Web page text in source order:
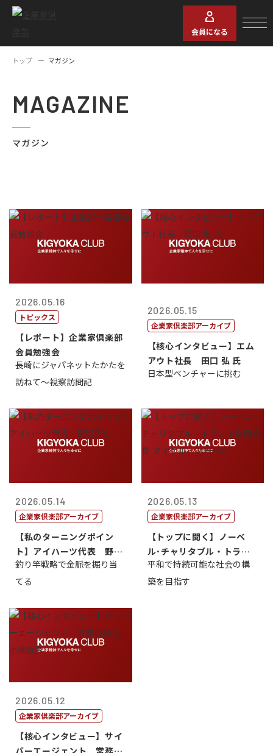
会員になる
トップ マガジン
MAGAZINE
マガジン
2026.05.16
トピックス
【レポート】企業家倶楽部
会員勉強会
長崎にジャパネットたかたを
訪ねて～視察訪問記
2026.05.15
企業家倶楽部アーカイブ
【核心インタビュー】エム
アウト社長 田口 弘 氏
日本型ベンチャーに挑む
2026.05.14
企業家倶楽部アーカイブ
【私のターニングポイン
ト】アイハーツ代表 野田
憲史
釣り竿戦略で金脈を掘り当
てる
2026.05.13
企業家倶楽部アーカイブ
【トップに聞く】ノーベ
ル･チャリタブル・トラス
ト財団会長 マ...
平和で持続可能な社会の構
築を目指す
2026.05.12
企業家倶楽部アーカイブ
【核心インタビュー】サイ
バーエージェント 常務取